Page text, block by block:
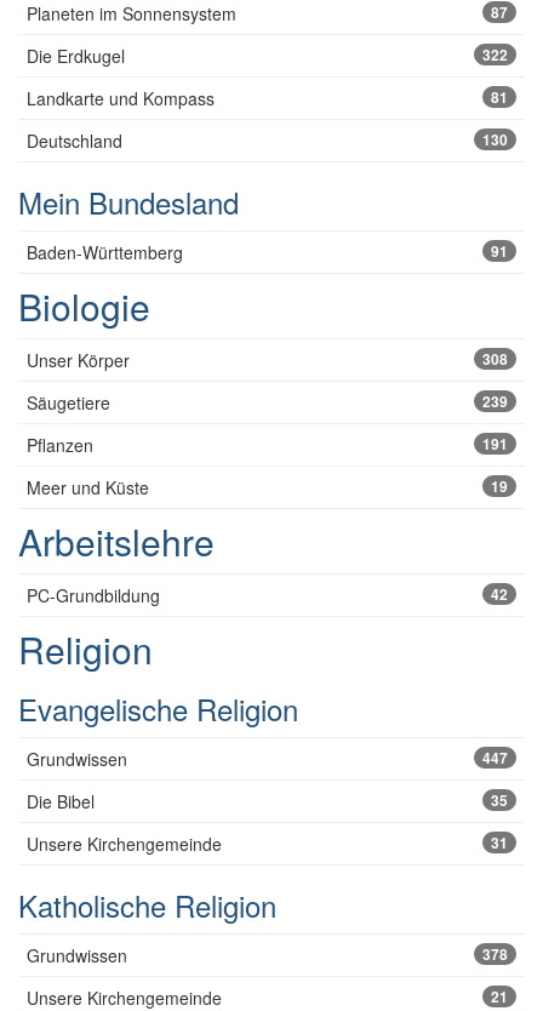
Planeten im Sonnensystem 87
Die Erdkugel 322
Landkarte und Kompass 81
Deutschland 130
Mein Bundesland
Baden-Württemberg 91
Biologie
Unser Körper 308
Säugetiere 239
Pflanzen 191
Meer und Küste 19
Arbeitslehre
PC-Grundbildung 42
Religion
Evangelische Religion
Grundwissen 447
Die Bibel 35
Unsere Kirchengemeinde 31
Katholische Religion
Grundwissen 378
Unsere Kirchengemeinde 21